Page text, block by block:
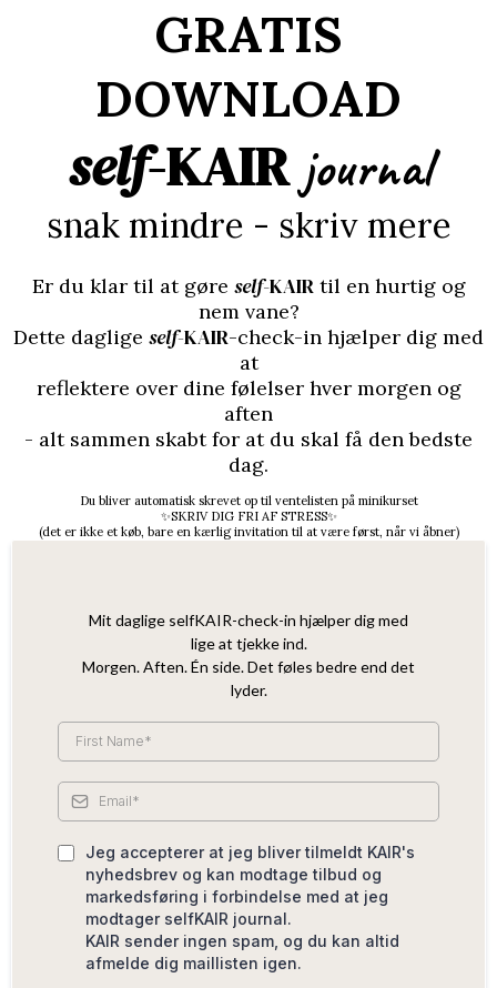
GRATIS
DOWNLOAD
self-KAIR journal
snak mindre - skriv mere
Er du klar til at gøre self-KAIRtil en hurtig og
nem vane?
Dette daglige self-KAIR-check-in hjælper dig med
at
reflektere over dine følelser hver morgen og
aften
- alt sammen skabt for at du skal få den bedste
dag.
Du bliver automatisk skrevet op til ventelisten på minikurset
✨SKRIV DIG FRI AF STRESS✨
(det er ikke et køb, bare en kærlig invitation til at være først, når vi åbner)
Mit daglige selfKAIR-check-in hjælper dig med
lige at tjekke ind.
Morgen. Aften. Én side. Det føles bedre end det
lyder.
Jeg accepterer at jeg bliver tilmeldt KAIR's
nyhedsbrev og kan modtage tilbud og
markedsføring i forbindelse med at jeg
modtager selfKAIR journal.
KAIR sender ingen spam, og du kan altid
afmelde dig maillisten igen.